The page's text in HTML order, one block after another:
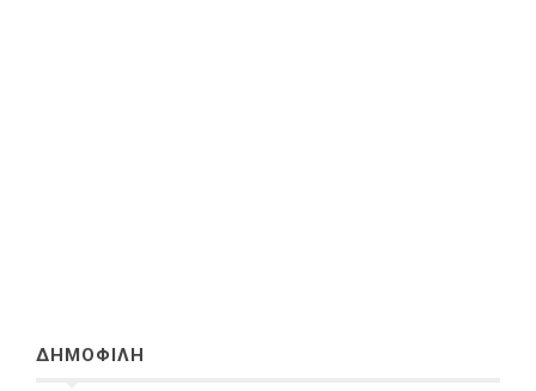
ΔΗΜΟΦΙΛΗ